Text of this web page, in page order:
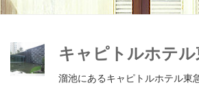
キャピトルホテル
溜池にあるキャピトルホテル東